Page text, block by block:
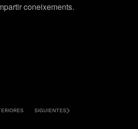
coneixements.
SIGUIENTES